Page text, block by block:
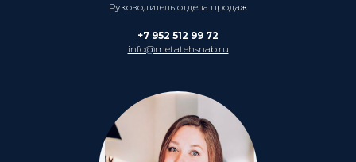
Руководитель отдела продаж
+7 952 512 99 72
info@metatehsnab.ru